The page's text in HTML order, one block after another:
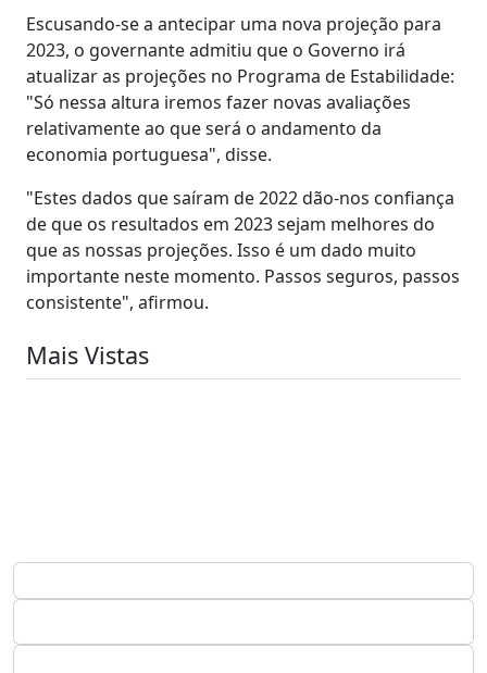
Escusando-se a antecipar uma nova projeção para
2023, o governante admitiu que o Governo irá
atualizar as projeções no Programa de Estabilidade:
"Só nessa altura iremos fazer novas avaliações
relativamente ao que será o andamento da
economia portuguesa", disse.
"Estes dados que saíram de 2022 dão-nos confiança
de que os resultados em 2023 sejam melhores do
que as nossas projeções. Isso é um dado muito
importante neste momento. Passos seguros, passos
consistente", afirmou.
Mais Vistas